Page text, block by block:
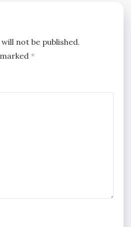
not be published.
*